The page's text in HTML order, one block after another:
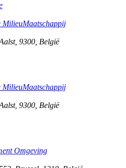
MilieuMaatschappij
, 9300 België
MilieuMaatschappij
, 9300 België
Omgeving